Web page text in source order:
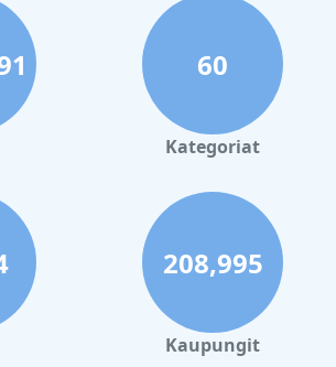
60
Kategoriat
208,995
Kaupungit